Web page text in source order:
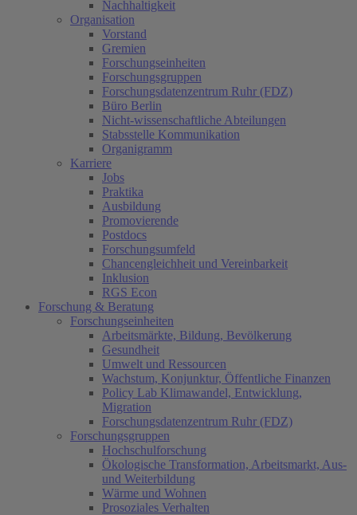
Nachhaltigkeit
Organisation
Vorstand
Gremien
Forschungseinheiten
Forschungsgruppen
Forschungsdatenzentrum Ruhr (FDZ)
Büro Berlin
Nicht-wissenschaftliche Abteilungen
Stabsstelle Kommunikation
Organigramm
Karriere
Jobs
Praktika
Ausbildung
Promovierende
Postdocs
Forschungsumfeld
Chancengleichheit und Vereinbarkeit
Inklusion
RGS Econ
Forschung & Beratung
Forschungseinheiten
Arbeitsmärkte, Bildung, Bevölkerung
Gesundheit
Umwelt und Ressourcen
Wachstum, Konjunktur, Öffentliche Finanzen
Policy Lab Klimawandel, Entwicklung,
Migration
Forschungsdatenzentrum Ruhr (FDZ)
Forschungsgruppen
Hochschulforschung
Ökologische Transformation, Arbeitsmarkt, Aus-
und Weiterbildung
Wärme und Wohnen
Prosoziales Verhalten